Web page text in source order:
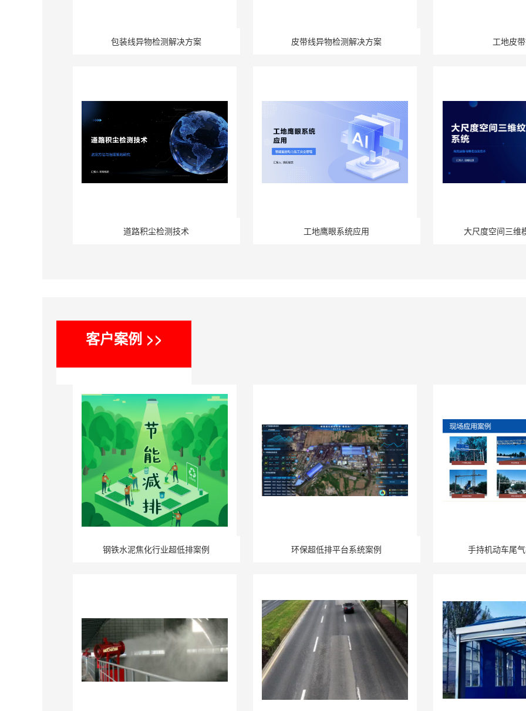
包装线异物检测解决方案 皮带线异物检测解决方案 工地皮
道路积尘检测技术 工地鹰眼系统应用 大尺度空间三维
客户案例 >>
钢铁水泥焦化行业超低排案例 环保超低排平台系统案例 手持机动车尾